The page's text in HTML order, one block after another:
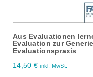
Aus Evaluationen
Evaluation zur
Evaluationspraxis
14,50 € inkl. MwSt.